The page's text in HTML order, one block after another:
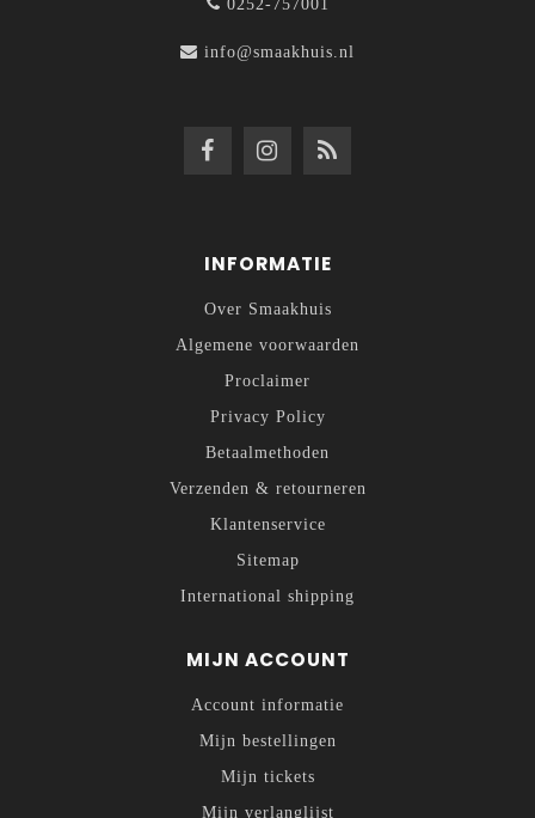
0252-757001
info@smaakhuis.nl
INFORMATIE
Over Smaakhuis
Algemene voorwaarden
Proclaimer
Privacy Policy
Betaalmethoden
Verzenden & retourneren
Klantenservice
Sitemap
International shipping
MIJN ACCOUNT
Account informatie
Mijn bestellingen
Mijn tickets
Mijn verlanglijst